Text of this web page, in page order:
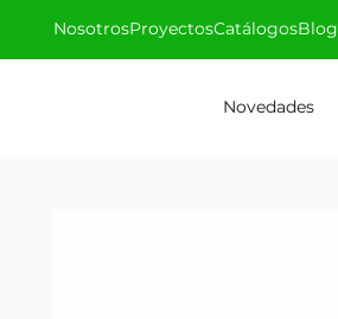
Novedades
NosotrosProyectosCatálogosBlog